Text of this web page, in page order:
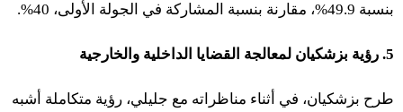
بنسبة 49.9%، مقارنة بنسبة المشاركة في الجولة الأولى، 40%.
5. رؤية بزشكيان لمعالجة القضايا الداخلية والخارجية
طرح بزشكيان، في أثناء مناظراته مع جليلي، رؤية متكاملة أشبه